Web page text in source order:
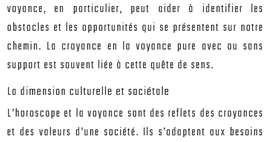
voyance, en particulier, peut aider à identifier les
obstacles et les opportunités qui se présentent sur notre
chemin. La croyance en la voyance pure avec ou sans
support est souvent liée à cette quête de sens.
La dimension culturelle et sociétale
L’horoscope et la voyance sont des reflets des croyances
et des valeurs d’une société. Ils s’adaptent aux besoins